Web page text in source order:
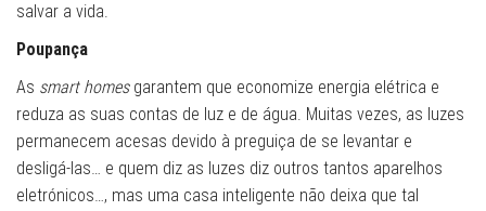
salvar a vida.
Poupança
As smart homesgarantem que economize energia elétrica e
reduza as suas contas de luz e de água. Muitas vezes, as luzes
permanecem acesas devido à preguiça de se levantar e
desligá-las… e quem diz as luzes diz outros tantos aparelhos
eletrónicos…, mas uma casa inteligente não deixa que tal